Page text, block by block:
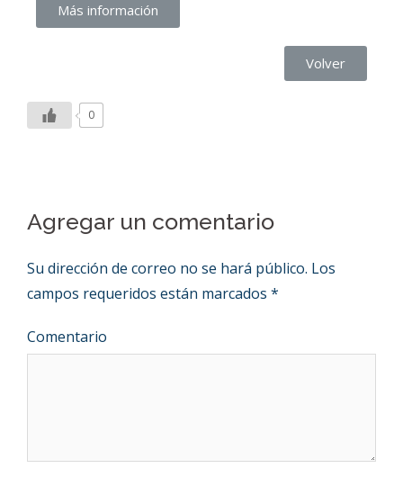
Más información
Volver
0
Agregar un comentario
Su dirección de correo no se hará público. Los
campos requeridos están marcados *
Comentario